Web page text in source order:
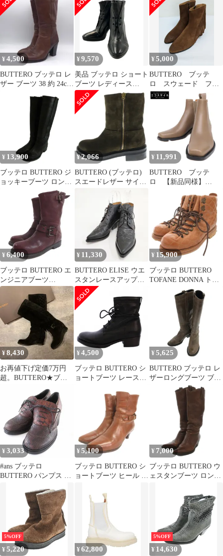
38 茶 ブラウン /GV
1/2 (約23.5cm) 靴 レデ
ィース ベージュ系
¥4,500
BUTTERO ブッテロ レ
ザー ブーツ 38 約 24cm
¥ 9,570
美品 ブッテロ ショート
ブーツ レディース
SIZE 37 (L) BUTTERO
¥5,000
BUTTERO ブッテ
ロ スウェード フリ
ンジ ショートブー
ツ ウエスタンブー
¥ 13,900
ブッテロ BUTTERO ジ
ョッキーブーツ ロング
ブーツ レザー ラウンド
トゥ ローヒール 36
23cm 黒 ブラック /XZ
¥2,066
BUTTERO (ブッテロ)
スエードレザー サイド
ジップ ハイカットブー
ツ カーキ レディース
¥ 11,991
BUTTERO ブッテ
ロ 【新品同様】
DALTON ダルトン サ
イドゴアブーツ 36
¥ 6,400
ブッテロ BUTTERO エ
ンジニアブーツ
B3704DCGB 37 1/2 レザ
ー 本革 ワインレッ
ド/HW
¥ 11,330
BUTTERO ELISE ウエ
スタンレースアップブ
ーツ レザー 本革 定価
49500円 B7206 サイズ
36 ブーツ ブラック レ
ディース ブッテロ【中
古】6-0416G◎
¥ 15,900
ブッテロ BUTTERO
TOFANE DONNA トレ
ッキングシューズ ショ
ートブーツ レザー キル
ティング 37 茶 ブラウ
ン /FF ■GY12
¥8,430
お再値下げ定価7万円
超。BUTTERO★ブッ
テロ★ロングブーツ ス
ウェード 35
¥ 4,500
ブッテロ BUTTERO シ
ョートブーツ レースア
¥ 5,625
BUTTERO ブッテロ レ
ザーロングブーツ ブラ
ウン B1201
¥ 3,033
#ans ブッテロ
BUTTERO パンプス ブ
アップ 36 茶 レディー
ス [732153]
¥ 5,100
ブッテロ BUTTERO シ
ョートブーツ ヒール レ
㎝相当
¥ 7,000
ブッテロ BUTTERO ウ
ェスタンブーツ ロング
ウン /JS ■YHS5
5%OFF
¥5,220 ¥62,800
5%OFF
¥ 14,630